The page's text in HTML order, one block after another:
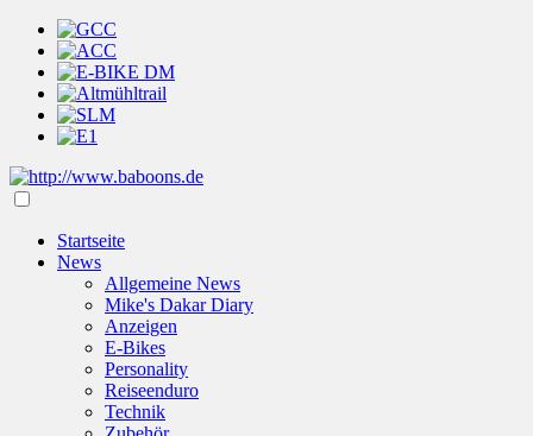
Startseite
News
Allgemeine News
Mike's Dakar Diary
Anzeigen
E-Bikes
Personality
Reiseenduro
Technik